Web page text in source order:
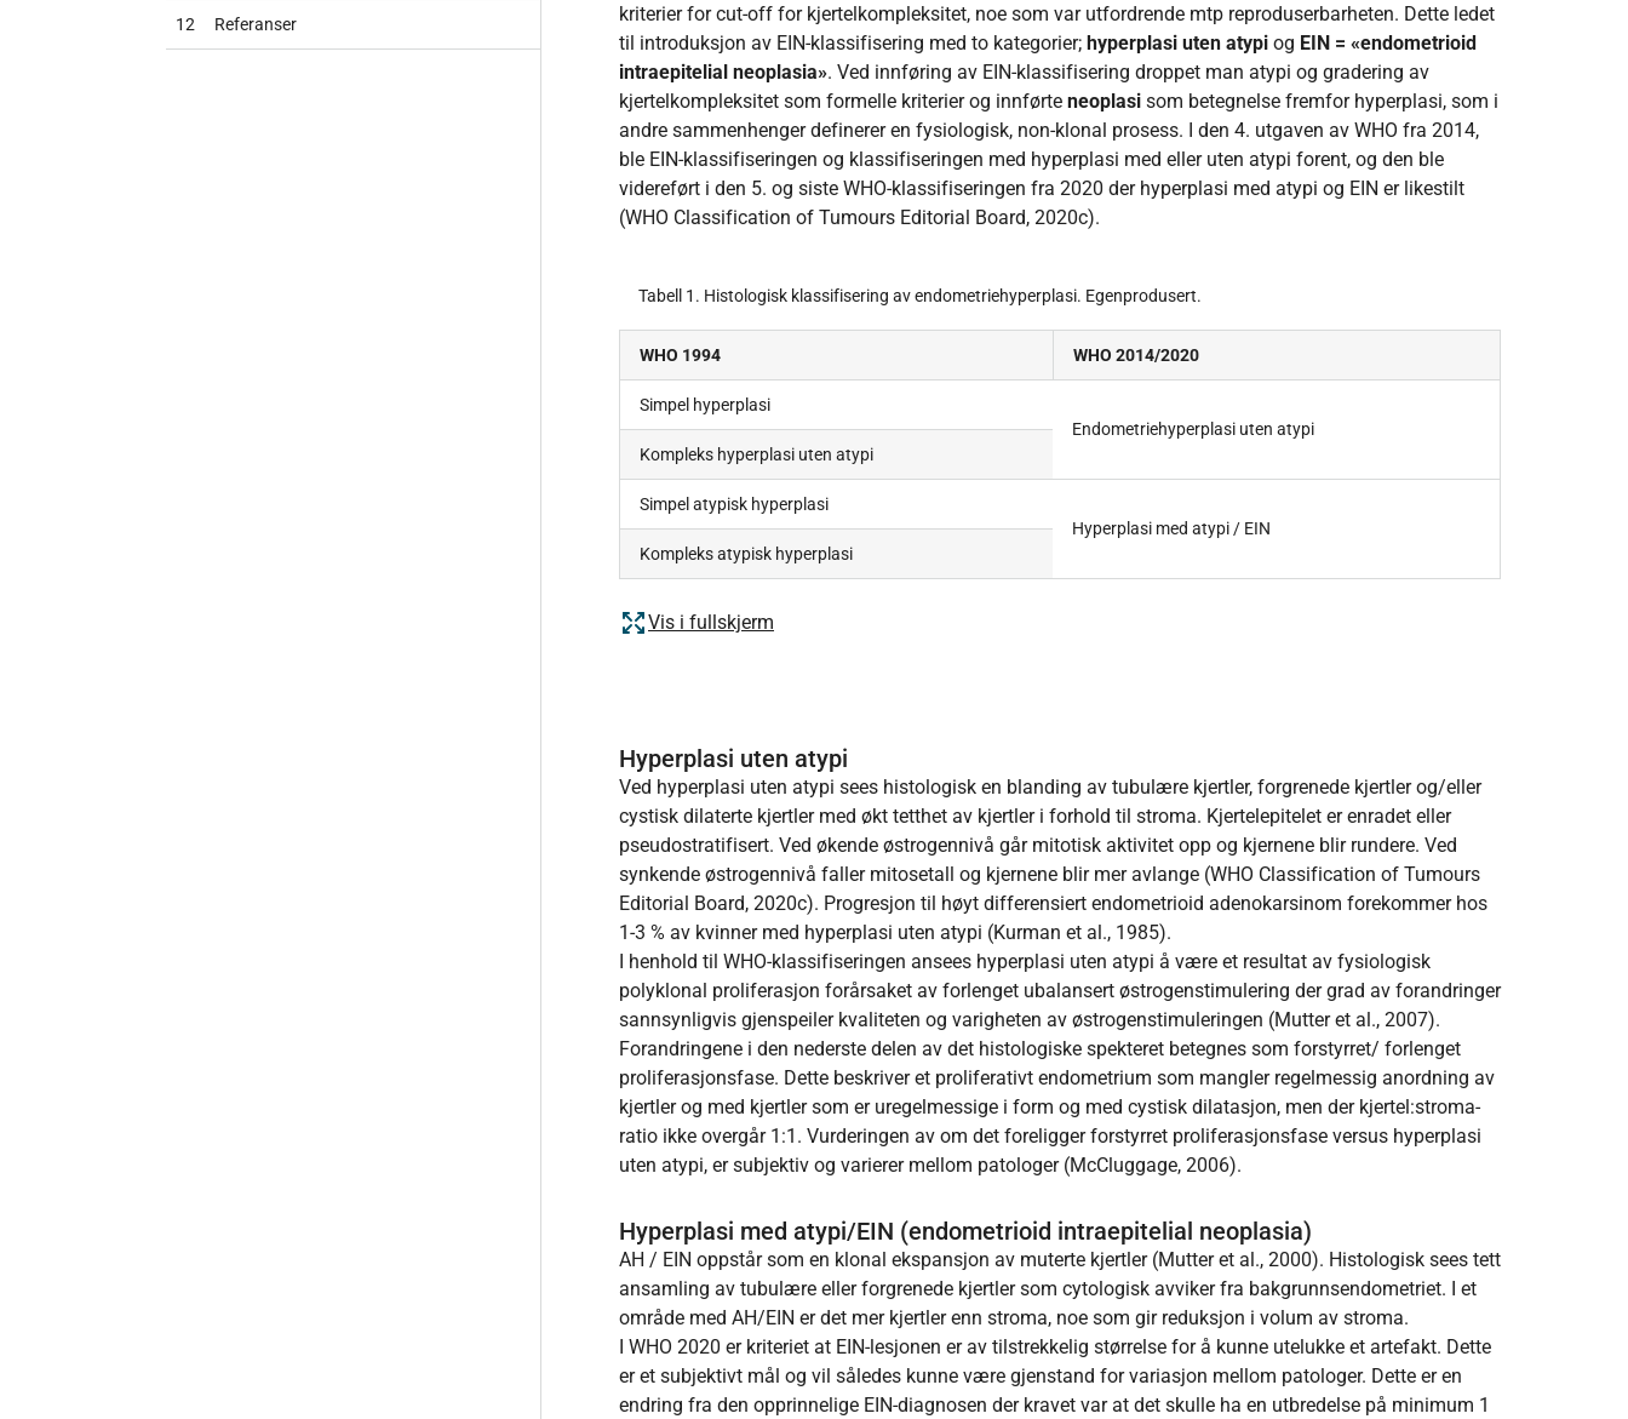
12 Referanser
kriterier for cut-off for kjertelkompleksitet, noe som var utfordrende mtp reproduserbarheten. Dette ledet
til introduksjon av EIN-klassifisering med to kategorier; hyperplasi uten atypi og EIN = «endometrioid
intraepitelial neoplasia». Ved innføring av EIN-klassifisering droppet man atypi og gradering av
kjertelkompleksitet som formelle kriterier og innførte neoplasi som betegnelse fremfor hyperplasi, som i
andre sammenhenger definerer en fysiologisk, non-klonal prosess. I den 4. utgaven av WHO fra 2014,
ble EIN-klassifiseringen og klassifiseringen med hyperplasi med eller uten atypi forent, og den ble
videreført i den 5. og siste WHO-klassifiseringen fra 2020 der hyperplasi med atypi og EIN er likestilt
(WHO Classification of Tumours Editorial Board, 2020c).
Tabell 1. Histologisk klassifisering av endometriehyperplasi. Egenprodusert.
WHO 1994 WHO 2014/2020
Simpel hyperplasi
Endometriehyperplasi uten atypi
Kompleks hyperplasi uten atypi
Simpel atypisk hyperplasi
Hyperplasi med atypi / EIN
Kompleks atypisk hyperplasi
Vis i fullskjerm
Hyperplasi uten atypi
Ved hyperplasi uten atypi sees histologisk en blanding av tubulære kjertler, forgrenede kjertler og/eller
cystisk dilaterte kjertler med økt tetthet av kjertler i forhold til stroma. Kjertelepitelet er enradet eller
pseudostratifisert. Ved økende østrogennivå går mitotisk aktivitet opp og kjernene blir rundere. Ved
synkende østrogennivå faller mitosetall og kjernene blir mer avlange (WHO Classification of Tumours
Editorial Board, 2020c). Progresjon til høyt differensiert endometrioid adenokarsinom forekommer hos
1-3 % av kvinner med hyperplasi uten atypi (Kurman et al., 1985).
I henhold til WHO-klassifiseringen ansees hyperplasi uten atypi å være et resultat av fysiologisk
polyklonal proliferasjon forårsaket av forlenget ubalansert østrogenstimulering der grad av forandringer
sannsynligvis gjenspeiler kvaliteten og varigheten av østrogenstimuleringen (Mutter et al., 2007).
Forandringene i den nederste delen av det histologiske spekteret betegnes som forstyrret/ forlenget
proliferasjonsfase. Dette beskriver et proliferativt endometrium som mangler regelmessig anordning av
kjertler og med kjertler som er uregelmessige i form og med cystisk dilatasjon, men der kjertel:stroma-
ratio ikke overgår 1:1. Vurderingen av om det foreligger forstyrret proliferasjonsfase versus hyperplasi
uten atypi, er subjektiv og varierer mellom patologer (McCluggage, 2006).
Hyperplasi med atypi/EIN (endometrioid intraepitelial neoplasia)
AH / EIN oppstår som en klonal ekspansjon av muterte kjertler (Mutter et al., 2000). Histologisk sees tett
ansamling av tubulære eller forgrenede kjertler som cytologisk avviker fra bakgrunnsendometriet. I et
område med AH/EIN er det mer kjertler enn stroma, noe som gir reduksjon i volum av stroma.
I WHO 2020 er kriteriet at EIN-lesjonen er av tilstrekkelig størrelse for å kunne utelukke et artefakt. Dette
er et subjektivt mål og vil således kunne være gjenstand for variasjon mellom patologer. Dette er en
endring fra den opprinnelige EIN-diagnosen der kravet var at det skulle ha en utbredelse på minimum 1